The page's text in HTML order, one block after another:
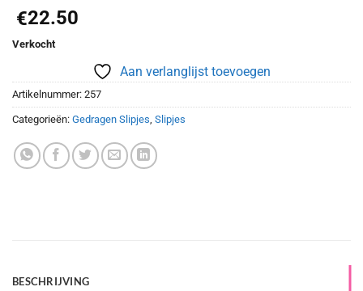
€22.50
Verkocht
Aan verlanglijst toevoegen
Artikelnummer: 257
Categorieën: Gedragen Slipjes, Slipjes
BESCHRIJVING